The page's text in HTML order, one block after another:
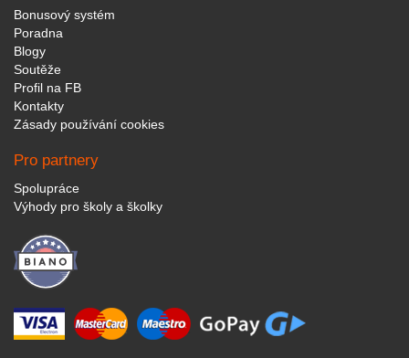
Bonusový systém
Poradna
Blogy
Soutěže
Profil na FB
Kontakty
Zásady používání cookies
Pro partnery
Spolupráce
Výhody pro školy a školky